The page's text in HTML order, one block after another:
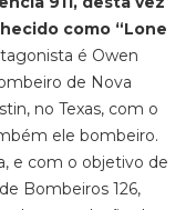
como “Lone
é Owen
de Nova
no Texas, com o
ele bombeiro.
e com o objetivo de
Bombeiros 126,